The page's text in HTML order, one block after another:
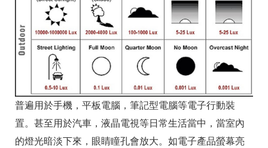
普遍用於手機，平板電腦，筆記型電腦等電子行動裝
置。甚至用於汽車，液晶電視等日常生活當中，當室內
的燈光暗淡下來，眼睛瞳孔會放大。如電子產品螢幕亮